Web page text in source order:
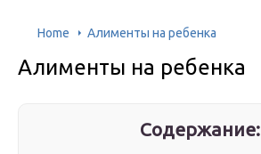
Home Алименты на ребенка
Алименты на ребенка
Содержание: